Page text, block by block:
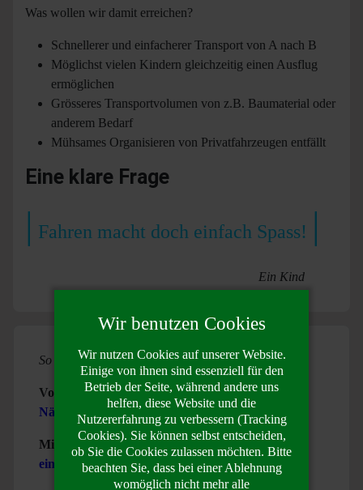
So können Sie Kiru unterstützen
Volontärin /Volontär
Näheres siehe hier
Mittels Errichtung
einer Patenschaft
Was wollen wir damit erreichen?
Schnellerer und einfacherer Transport von A nach B
Möglichst vielen Kindern gleichzeitig einen Ausflug
ermöglichen
Grösseres Transportvolumen von z.B. Baumaterial oder
anderem Bedarf
Mühsames Organisieren von Privatfahrzeugen entfällt
Eine klare Frage
| Fahren macht doch einfach Spass! |
Ein Kind
Wir benutzen Cookies
Wir nutzen Cookies auf unserer Website.
Einige von ihnen sind essenziell für den
Betrieb der Seite, während andere uns
helfen, diese Website und die
Nutzererfahrung zu verbessern (Tracking
Cookies). Sie können selbst entscheiden,
ob Sie die Cookies zulassen möchten. Bitte
beachten Sie, dass bei einer Ablehnung
womöglich nicht mehr alle